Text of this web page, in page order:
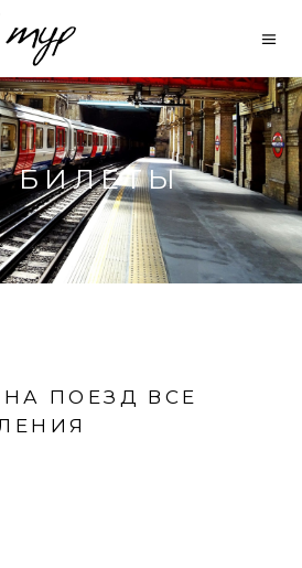
БИЛЕТЫ
ПОЕЗД ВСЕ